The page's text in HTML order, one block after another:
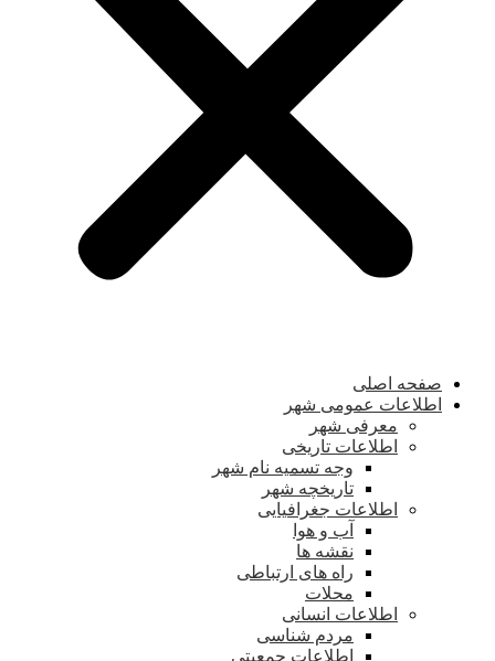
صفحه اصلی
اطلاعات عمومی شهر
معرفی شهر
اطلاعات تاریخی
وجه تسمیه نام شهر
تاریخچه شهر
اطلاعات جغرافیایی
آب و هوا
نقشه ها
راه های ارتباطی
محلات
اطلاعات انسانی
مردم شناسی
اطلاعات جمعیتی